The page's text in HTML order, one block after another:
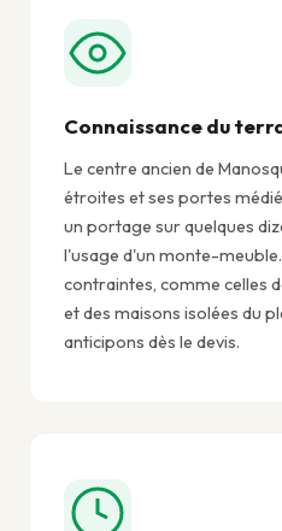
Connaissance du
Le centre ancien de
étroites et ses portes
un portage sur quelques
l'usage d'un monte-
contraintes, comme celles
et des maisons isolées du
anticipons dès le devis.